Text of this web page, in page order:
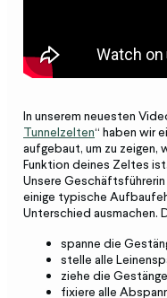
In unserem neuesten
Tunnelzelten“ haben wir
aufgebaut, um zu zeigen,
Funktion deines Zeltes
Unsere Geschäftsführerin
einige typische
Unterschied ausmachen.
spanne die
stelle alle
ziehe die
fixiere alle